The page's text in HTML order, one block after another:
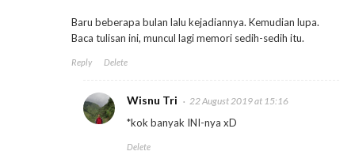
Baru beberapa bulan lalu kejadiannya. Kemudian lupa.
Baca tulisan ini, muncul lagi memori sedih-sedih itu.
Reply Delete
Wisnu Tri 22 August 2019 at 15:16
*kok banyak INI-nya xD
Delete